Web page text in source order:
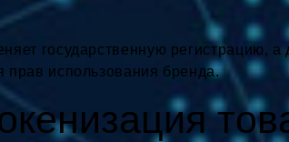
государственную регистрацию,
прав использования бренда.